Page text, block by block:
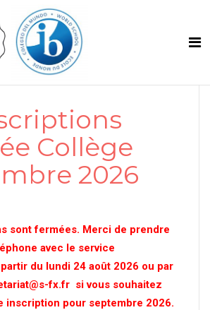
Collège
2026
sont fermées. Merci de prendre
avec le service
du lundi 24 août 2026 ou par
fx.fr si vous souhaitez
inscription pour septembre 2026.